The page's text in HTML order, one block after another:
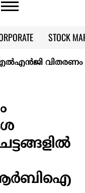
STOCK
വിതരണം
ആർബിഐ